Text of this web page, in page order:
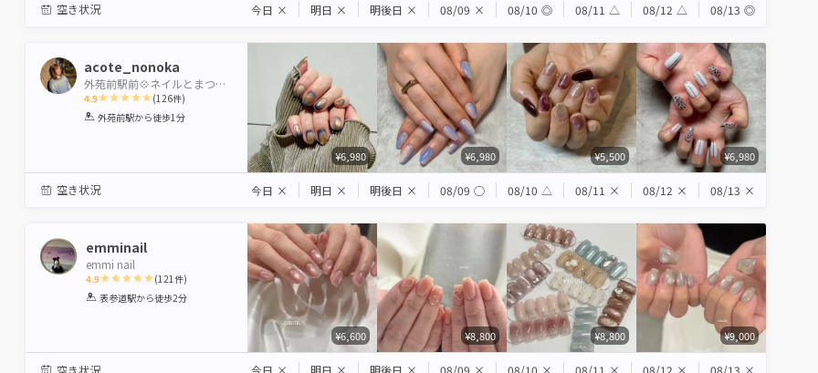
空き状況 今日 × 明日 × 明後日 × 08/09 × 08/10 ◎ 08/11 △ 08/12 △ 08/13 ◎
acote_nonoka
外苑前駅前💠ネイルとまつ毛の専門店✨10周年🤗
4.9
1 2 3 4 5
(126件)
外苑前駅から徒歩1分
¥6,980 ¥6,980 ¥5,500 ¥6,980
空き状況 今日 × 明日 × 明後日 × 08/09 ◯ 08/10 △ 08/11 × 08/12 × 08/13 ×
emminail
emmi nail
4.9
1 2 3 4 5
(121 件)
表参道駅から徒歩2分
¥6,600 ¥8,800 ¥8,800 ¥9,000
空き状況